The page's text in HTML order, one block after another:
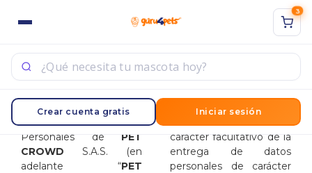
3
Crear cuenta gratis Iniciar sesión
La Política de
Tratamiento de Datos
Personales de PET
CROWD S.A.S. (en
adelante “PET
PET CROWDle informa
a los Usuarios del
carácter facultativo de la
entrega de datos
personales de carácter
Ingrese su nombre de usuario y contraseña para iniciar
sesión.